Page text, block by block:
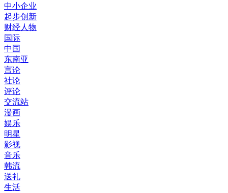
中小企业
起步创新
财经人物
国际
中国
东南亚
言论
社论
评论
交流站
漫画
娱乐
明星
影视
音乐
韩流
送礼
生活